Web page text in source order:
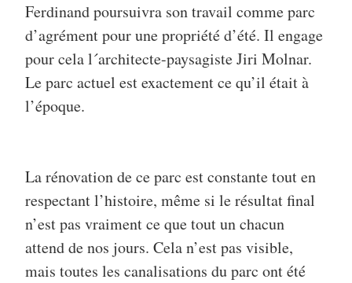
Ferdinand poursuivra son travail comme parc
d’agrément pour une propriété d’été. Il engage
pour cela l´architecte-paysagiste Jiri Molnar.
Le parc actuel est exactement ce qu’il était à
l’époque.
La rénovation de ce parc est constante tout en
respectant l’histoire, même si le résultat final
n’est pas vraiment ce que tout un chacun
attend de nos jours. Cela n’est pas visible,
mais toutes les canalisations du parc ont été